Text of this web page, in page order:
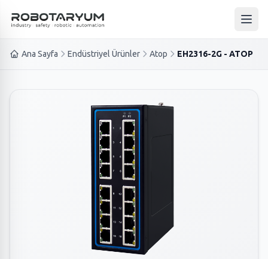
Ana içeriğe geç
Ana
Ana Sayfa Endüstriyel Ürünler Atop EH2316-2G - ATOP